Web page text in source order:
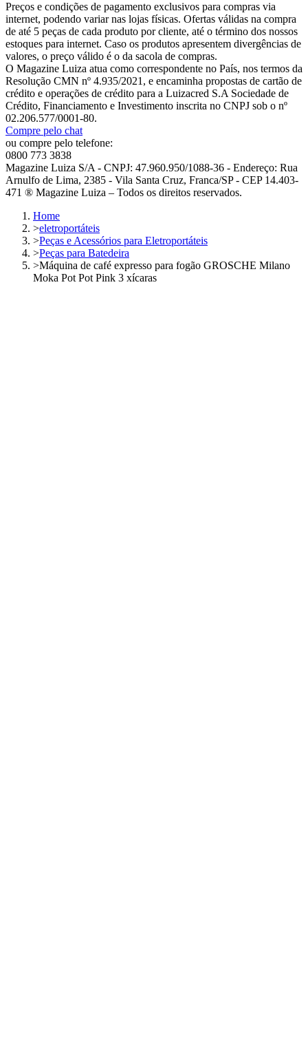
Preços e condições de pagamento exclusivos para compras via
internet, podendo variar nas lojas físicas. Ofertas válidas na compra
de até 5 peças de cada produto por cliente, até o término dos nossos
estoques para internet. Caso os produtos apresentem divergências de
valores, o preço válido é o da sacola de compras.
O Magazine Luiza atua como correspondente no País, nos termos da
Resolução CMN nº 4.935/2021, e encaminha propostas de cartão de
crédito e operações de crédito para a Luizacred S.A Sociedade de
Crédito, Financiamento e Investimento inscrita no CNPJ sob o nº
02.206.577/0001-80.
Compre pelo chat
ou compre pelo telefone:
0800 773 3838
Magazine Luiza S/A - CNPJ: 47.960.950/1088-36 - Endereço: Rua
Arnulfo de Lima, 2385 - Vila Santa Cruz, Franca/SP - CEP 14.403-
471 ® Magazine Luiza – Todos os direitos reservados.
Home
>eletroportáteis
>Peças e Acessórios para Eletroportáteis
>Peças para Batedeira
>Máquina de café expresso para fogão GROSCHE Milano
Moka Pot Pot Pink 3 xícaras